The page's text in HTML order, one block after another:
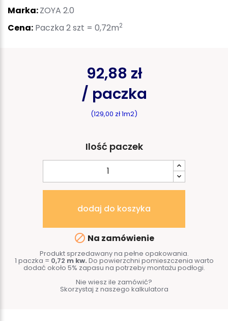
Marka:ZOYA 2.0
Cena: Paczka 2 szt = 0,72m2
92,88 zł
/ paczka
(129,00 zł 1m2)
Ilość paczek
dodaj do koszyka
 Na zamówienie
Produkt sprzedawany na pełne opakowania.
1 paczka = 0,72 m kw. Do powierzchni pomieszczenia warto
dodać około 5% zapasu na potrzeby montażu podłogi.
Nie wiesz ile zamówić?
Skorzystaj z naszego kalkulatora